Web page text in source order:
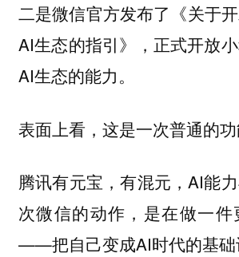
二是微信官方发布了《关于
AI生态的指引》，正式开放
AI生态的能力。
表面上看，这是一次普通的功
腾讯有元宝，有混元，AI能
次微信的动作，是在做一
——把自己变成AI时代的基础